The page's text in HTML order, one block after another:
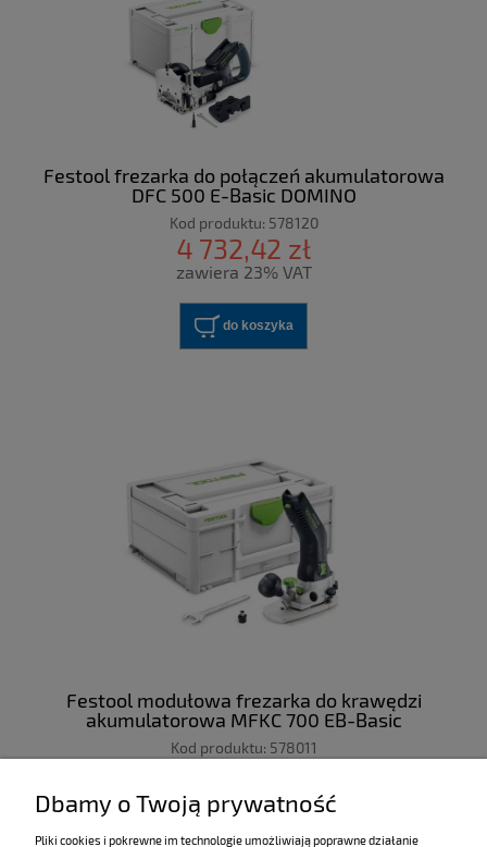
Festool frezarka do połączeń akumulatorowa
DFC 500 E-Basic DOMINO
Kod produktu: 578120
4 732,42 zł
zawiera 23% VAT
do koszyka
Festool modułowa frezarka do krawędzi
akumulatorowa MFKC 700 EB-Basic
Kod produktu: 578011
Dbamy o Twoją prywatność
Pliki cookies i pokrewne im technologie umożliwiają poprawne działanie